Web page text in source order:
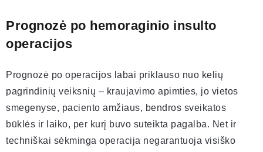
Prognozė po hemoraginio insulto
operacijos
Prognozė po operacijos labai priklauso nuo kelių
pagrindinių veiksnių – kraujavimo apimties, jo vietos
smegenyse, paciento amžiaus, bendros sveikatos
būklės ir laiko, per kurį buvo suteikta pagalba. Net ir
techniškai sėkminga operacija negarantuoja visiško